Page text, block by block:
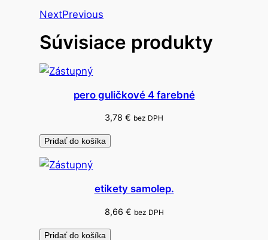
s
e
i
a
NextPrevious
Súvisiace produkty
pero guličkové 4 farebné
3,78 € bez DPH
Pridať do košíka
etikety samolep.
8,66 € bez DPH
Pridať do košíka